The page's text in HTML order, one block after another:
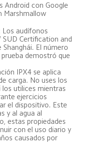
Android con Google
Marshmallow
Los audífonos
SUD Certification and
Shanghái. El número
demostró que
IPX4 se aplica
carga. No uses los
los utilices mientras
ejercicios
el dispositivo. Este
y al agua al
estas propiedades
con el uso diario y
causados por